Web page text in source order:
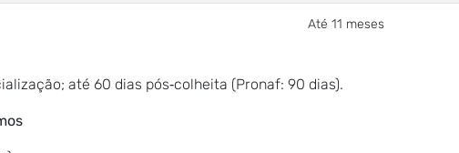
Até 11 meses
até 60 dias pós‑colheita (Pronaf: 90 dias).